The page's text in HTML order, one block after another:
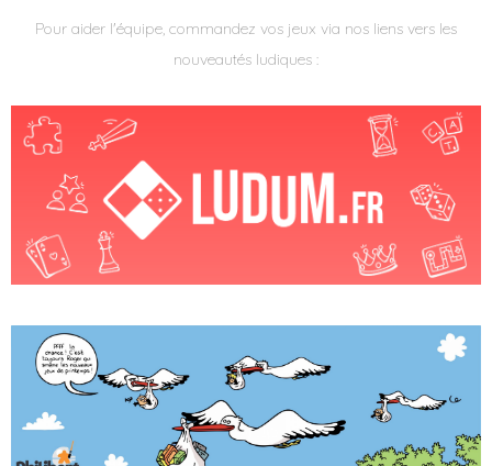
Pour aider l'équipe, commandez vos jeux via nos liens vers les
nouveautés ludiques :